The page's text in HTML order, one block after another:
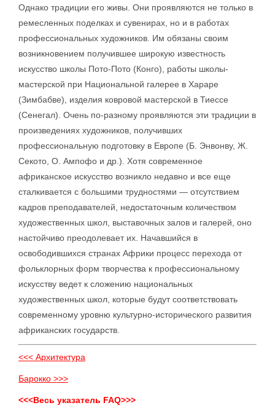
Однако традиции его живы. Они проявляются не только в
ремесленных поделках и сувенирах, но и в работах
профессиональных художников. Им обязаны своим
возникновением получившее широкую известность
искусство школы Пото-Пото (Конго), работы школы-
мастерской при Национальной галерее в Хараре
(Зимбабве), изделия ковровой мастерской в Тиессе
(Сенегал). Очень по-разному проявляются эти традиции в
произведениях художников, получивших
профессиональную подготовку в Европе (Б. Энвонву, Ж.
Секото, О. Ампофо и др.). Хотя современное
африканское искусство возникло недавно и все еще
сталкивается с большими трудностями — отсутствием
кадров преподавателей, недостаточным количеством
художественных школ, выставочных залов и галерей, оно
настойчиво преодолевает их. Начавшийся в
освободившихся странах Африки процесс перехода от
фольклорных форм творчества к профессиональному
искусству ведет к сложению национальных
художественных школ, которые будут соответствовать
современному уровню культурно-исторического развития
африканских государств.
<<< Архитектура
Барокко >>>
<<<Весь указатель FAQ>>>